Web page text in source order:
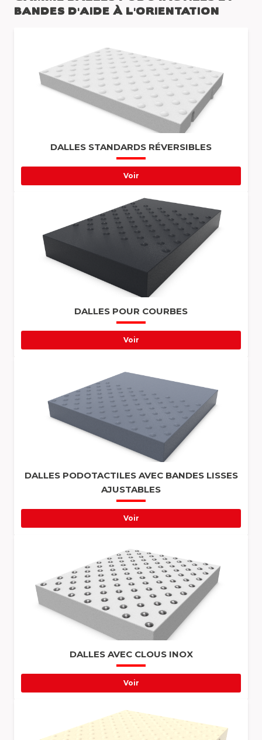
BANDES D'AIDE À L'ORIENTATION
DALLES STANDARDS RÉVERSIBLES
Voir
DALLES POUR COURBES
Voir
DALLES PODOTACTILES AVEC BANDES LISSES
AJUSTABLES
Voir
DALLES AVEC CLOUS INOX
Voir